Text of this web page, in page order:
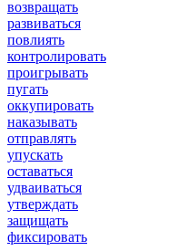
возвращать
развиваться
повлиять
контролировать
проигрывать
пугать
оккупировать
наказывать
отправлять
упускать
оставаться
удваиваться
утверждать
защищать
фиксировать